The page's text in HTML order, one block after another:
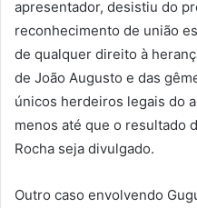
apresentador, desistiu do
reconhecimento de união
de qualquer direito à
de João Augusto e das
únicos herdeiros legais do
menos até que o resultado
Rocha seja divulgado.
Outro caso envolvendo